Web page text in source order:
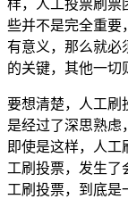
样，人工投票刷票
些并不是完全重要
有意义，那么就必
的关键，其他一切
要想清楚，人工刷
是经过了深思熟虑
即使是这样，人工
工刷投票，发生了
工刷投票，到底是